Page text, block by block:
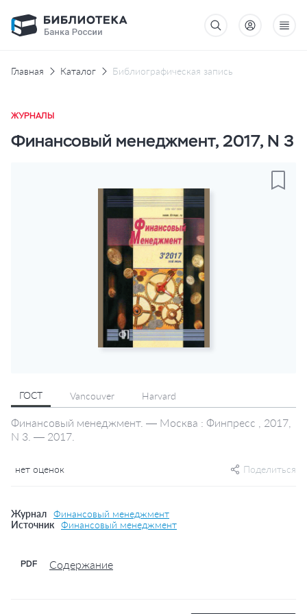
Главная Каталог Библиографическая запись
ЖУРНАЛЫ
Финансовый менеджмент, 2017, N 3
ГОСТ Vancouver Harvard
Финансовый менеджмент. — Москва : Финпресс , 2017,
N 3. — 2017.
нет оценок Поделиться
Журнал Финансовый менеджмент
Источник Финансовый менеджмент
PDF Содержание